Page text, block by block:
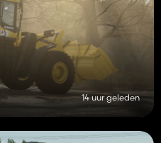
14 uur geleden